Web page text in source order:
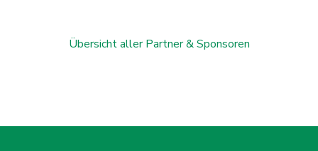
Übersicht aller Partner & Sponsoren